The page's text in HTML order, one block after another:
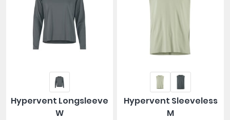
Hypervent Longsleeve
W
Hypervent Sleeveless
M